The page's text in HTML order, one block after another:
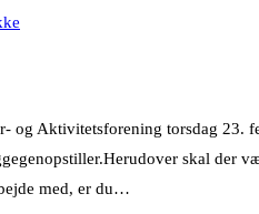
og Aktivitetsforening torsdag 23.
skal der
med, er du…